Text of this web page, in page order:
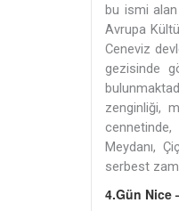
bu ismi
Avrupa
Ceneviz
gezisinde
zenginliği,
Meydanı,
serbest
4.Gün Nice